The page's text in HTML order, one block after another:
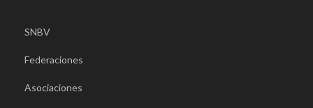
SNBV
Federaciones
Asociaciones